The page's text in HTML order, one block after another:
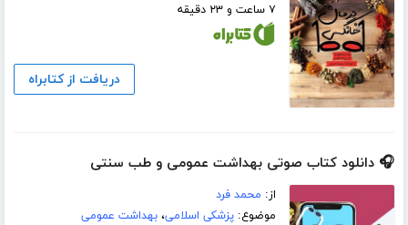
۷ ساعت و ۲۳ دقیقه
دریافت از کتابراه
🎧 دانلود کتاب صوتی بهداشت عمومی و طب سنتی
از: محمد فرد
موضوع:پزشکی اسلامی،بهداشت عمومی